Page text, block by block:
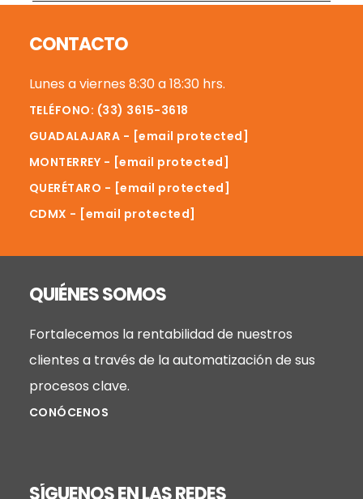
CONTACTO
Lunes a viernes 8:30 a 18:30 hrs.
TELÉFONO: (33) 3615-3618
GUADALAJARA - [email protected]
MONTERREY - [email protected]
QUERÉTARO - [email protected]
CDMX - [email protected]
QUIÉNES SOMOS
Fortalecemos la rentabilidad de nuestros
clientes a través de la automatización de sus
procesos clave.
CONÓCENOS
SÍGUENOS EN LAS REDES